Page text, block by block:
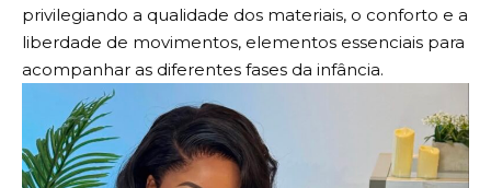
privilegiando a qualidade dos materiais, o conforto e a
liberdade de movimentos, elementos essenciais para
acompanhar as diferentes fases da infância.